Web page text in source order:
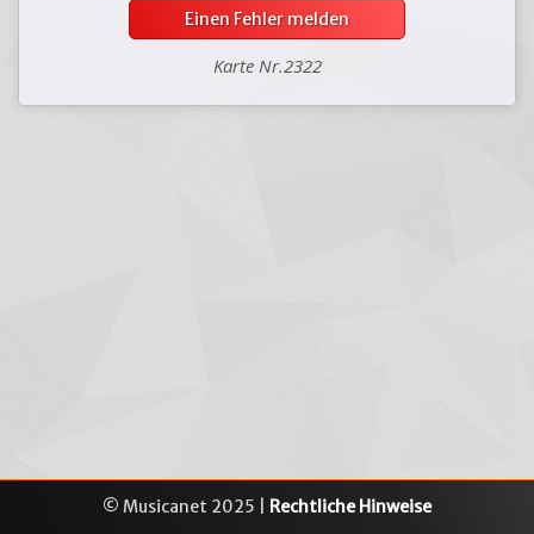
Einen Fehler melden
Karte Nr.2322
© Musicanet 2025 | Rechtliche Hinweise